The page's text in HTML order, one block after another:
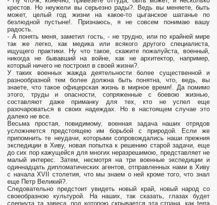
крестов. Но неужели вы серьезно рады?. Ведь вы меняете, быть
может, целый год жизни на какое-то цыганское шатанье по
безлюдной пустыне!. Признаюсь, я не совсем понимаю вашу
радость.
- А понять меня, заметил гость, - не трудно, или по крайней мире
так же легко, как медика или всякого другого специалиста,
ищущего практики. Ну что такое, скажите пожалуйста, военный,
никогда не бывавший на войне, как не архитектор, например,
который ничего не построил в своей жизни?.
У таких военных жажда деятельности более существенной и
разнообразной тем более должна быть понятна, что, ведь, вы
знаете, что такое офицерская жизнь в мирное время!. Да помимо
этого, труды и опасности, сопряженные с боевою жизнью,
составляют даже приманку для тех, кто не успел еще
разочароваться в своих надеждах. Но в настоящем случае это
далеко не все.
Весьма простая, повидимому, военная задача наших отрядов
усложняется предстоящею им борьбой с природой. Если же
припомнить те неудачи, которыми сопровождались наши прежния
экспедиции в Хиву, новая попытка к решению старой задачи, еще
до сих пор кажущейся для многих неразрешимою, представляет не
малый интерес. Затем, несмотря на три военные экспедиции и
одиннадцать дипломатических агентов, отправленных нами в Хиву
с начала XVII столетия, что мы знаем о ней кроме того, что знал
еще Петр Великий?.
Следовательно предстоит увидеть новый край, новый народ со
своеобразною культурой. На наших, так сказать, глазах будет
сдернута та завеса, под которою скрывается эта страна, как terra